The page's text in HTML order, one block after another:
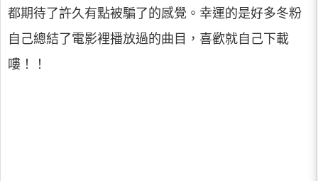
都期待了許久有點被騙了的感覺。幸運的是好多冬粉
自己總結了電影裡播放過的曲目，喜歡就自己下載
嘍！！